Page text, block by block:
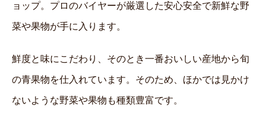
ョップ。プロのバイヤーが厳選した安心安全で新鮮な野
菜や果物が手に入ります。
鮮度と味にこだわり、そのとき一番おいしい産地から旬
の青果物を仕入れています。そのため、ほかでは見かけ
ないような野菜や果物も種類豊富です。